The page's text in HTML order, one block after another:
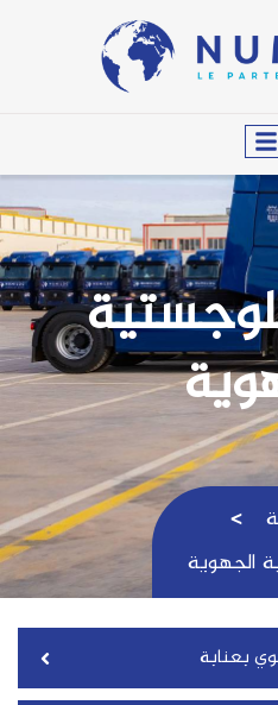
الجهوية
بعنابة